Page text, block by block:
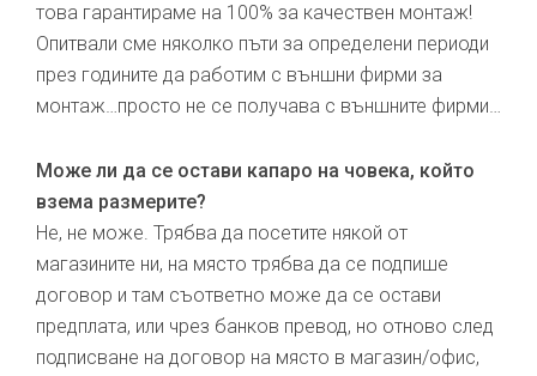
това гарантираме на 100% за качествен монтаж!
Опитвали сме няколко пъти за определени периоди
през годините да работим с външни фирми за
монтаж…просто не се получава с външните фирми…
Може ли да се остави капаро на човека, който
взема размерите?
Не, не може. Трябва да посетите някой от
магазините ни, на място трябва да се подпише
договор и там съответно може да се остави
предплата, или чрез банков превод, но отново след
подписване на договор на място в магазин/офис,